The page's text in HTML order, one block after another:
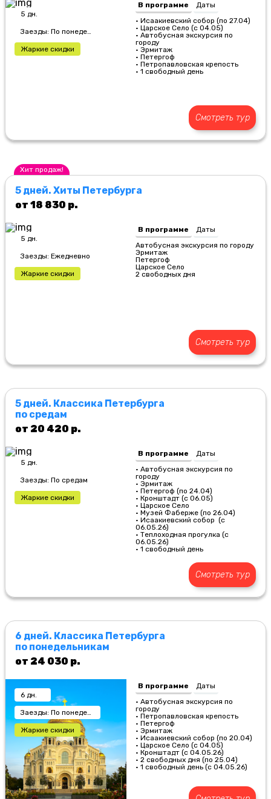
5 дн.
Заезды: По понедельникам
Жаркие скидки
В программе
Даты
• Исаакиевский собор (по 27.04)
• Царское Село (с 04.05)
• Автобусная экскурсия по
городу
• Эрмитаж
• Петергоф
• Петропавловская крепость
• 1 свободный день
Смотреть тур
Хит продаж!
5 дней. Хиты Петербурга
от 18 830 р.
5 дн.
Заезды: Ежедневно
Жаркие скидки
В программе
Даты
Автобусная экскурсия по городу
Эрмитаж
Петергоф
Царское Село
2 свободных дня
Смотреть тур
5 дней. Классика Петербурга
по средам
от 20 420 р.
5 дн.
Заезды: По средам
Жаркие скидки
В программе
Даты
• Автобусная экскурсия по
городу
• Эрмитаж
• Петергоф (по 24.04)
• Кронштадт (с 06.05)
• Царское Село
• Музей Фаберже (по 26.04)
• Исаакиевский собор (с
06.05.26)
• Теплоходная прогулка (с
06.05.26)
• 1 свободный день
Смотреть тур
6 дней. Классика Петербурга
по понедельникам
от 24 030 р.
6 дн.
Заезды: По понедельникам
Жаркие скидки
В программе
Даты
• Автобусная экскурсия по
городу
• Петропавловская крепость
• Петергоф
• Эрмитаж
• Исаакиевский собор (по 20.04)
• Царское Село (с 04.05)
• Кронштадт (с 04.05.26)
• 2 свободных дня (по 25.04)
• 1 свободный день (с 04.05.26)